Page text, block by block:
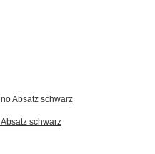
schwarz